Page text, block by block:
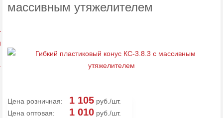
массивным утяжелителем
Цена розничная: 1 105 руб./шт.
Цена оптовая:
1 010 руб./шт.